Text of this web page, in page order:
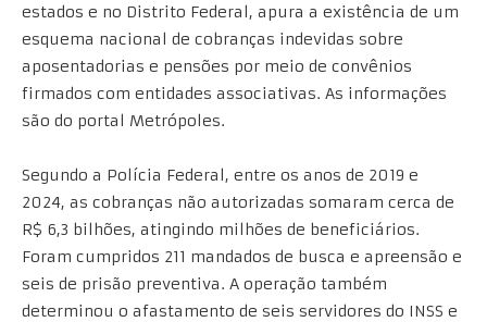
estados e no Distrito Federal, apura a existência de um
esquema nacional de cobranças indevidas sobre
aposentadorias e pensões por meio de convênios
firmados com entidades associativas. As informações
são do portal Metrópoles.
Segundo a Polícia Federal, entre os anos de 2019 e
2024, as cobranças não autorizadas somaram cerca de
R$ 6,3 bilhões, atingindo milhões de beneficiários.
Foram cumpridos 211 mandados de busca e apreensão e
seis de prisão preventiva. A operação também
determinou o afastamento de seis servidores do INSS e